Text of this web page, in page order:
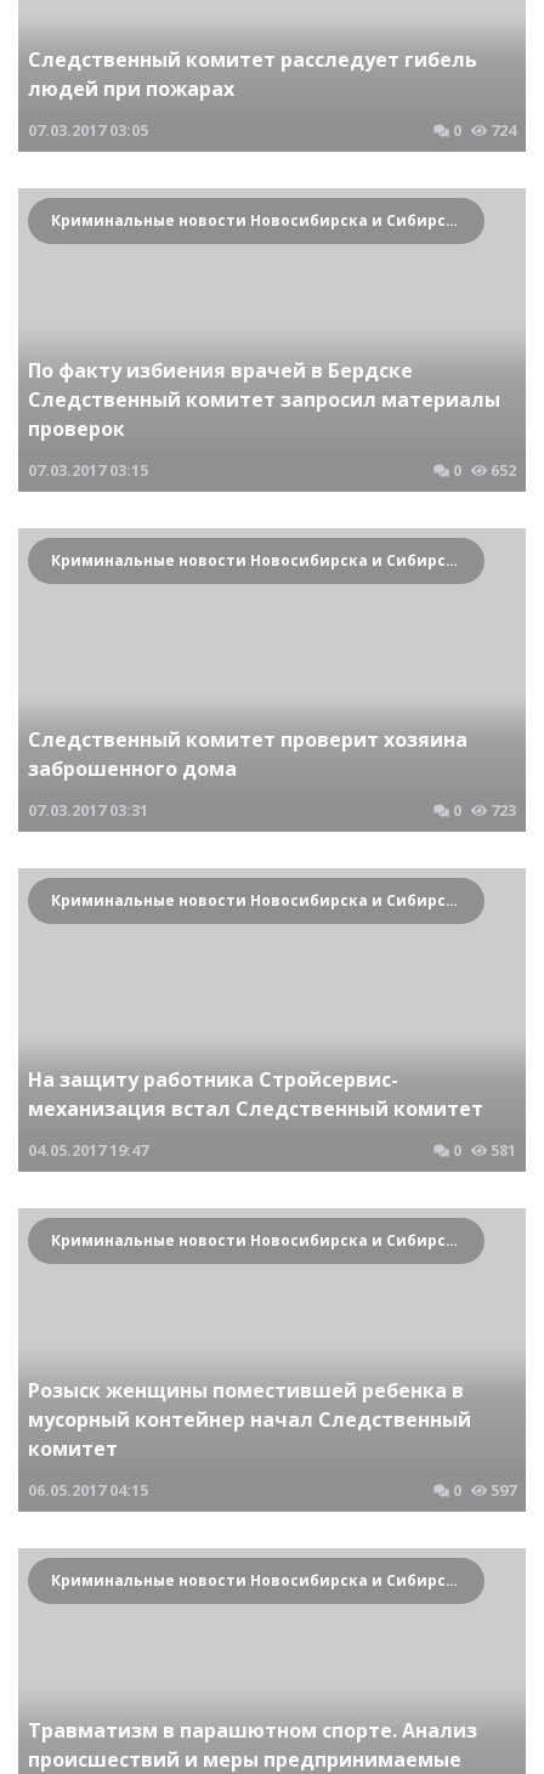
Следственный комитет расследует гибель
людей при пожарах
07.03.2017 03:05 0 724
Криминальные новости Новосибирска и Сибирского региона
По факту избиения врачей в Бердске
Следственный комитет запросил материалы
проверок
07.03.2017 03:15 0 652
Криминальные новости Новосибирска и Сибирского региона
Следственный комитет проверит хозяина
заброшенного дома
07.03.2017 03:31 0 723
Криминальные новости Новосибирска и Сибирского региона
На защиту работника Стройсервис-
механизация встал Следственный комитет
04.05.201719:47 0 581
Криминальные новости Новосибирска и Сибирского региона
Розыск женщины поместившей ребенка в
мусорный контейнер начал Следственный
комитет
06.05.2017 04:15 0 597
Криминальные новости Новосибирска и Сибирского региона
Травматизм в парашютном спорте. Анализ
происшествий и меры предпринимаемые